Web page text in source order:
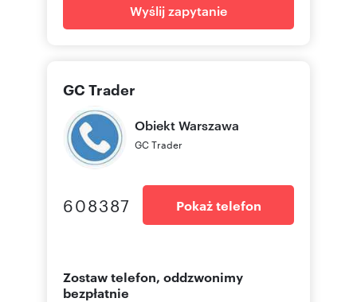
Wyślij zapytanie
GC Trader
ObiektWarszawa
GC Trader
608387 Pokaż telefon
Zostaw telefon, oddzwonimy
bezpłatnie